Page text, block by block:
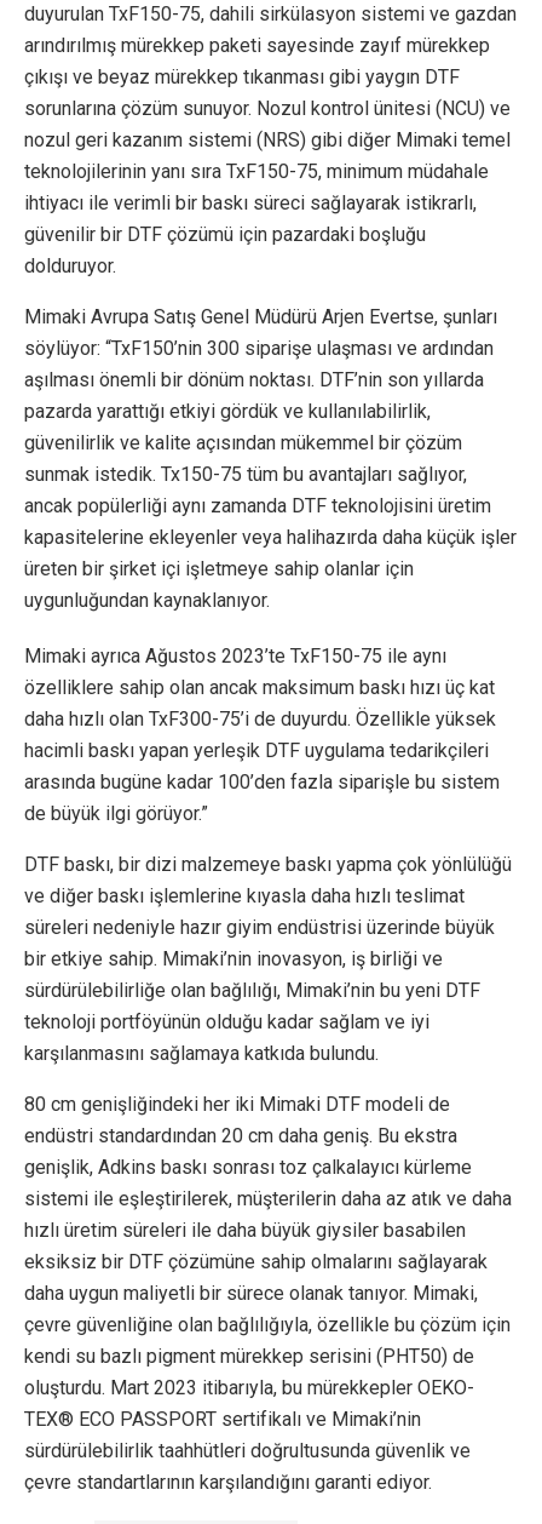
duyurulan TxF150-75, dahili sirkülasyon sistemi ve gazdan
arındırılmış mürekkep paketi sayesinde zayıf mürekkep
çıkışı ve beyaz mürekkep tıkanması gibi yaygın DTF
sorunlarına çözüm sunuyor. Nozul kontrol ünitesi (NCU) ve
nozul geri kazanım sistemi (NRS) gibi diğer Mimaki temel
teknolojilerinin yanı sıra TxF150-75, minimum müdahale
ihtiyacı ile verimli bir baskı süreci sağlayarak istikrarlı,
güvenilir bir DTF çözümü için pazardaki boşluğu
dolduruyor.
Mimaki Avrupa Satış Genel Müdürü Arjen Evertse, şunları
söylüyor: “TxF150’nin 300 siparişe ulaşması ve ardından
aşılması önemli bir dönüm noktası. DTF’nin son yıllarda
pazarda yarattığı etkiyi gördük ve kullanılabilirlik,
güvenilirlik ve kalite açısından mükemmel bir çözüm
sunmak istedik. Tx150-75 tüm bu avantajları sağlıyor,
ancak popülerliği aynı zamanda DTF teknolojisini üretim
kapasitelerine ekleyenler veya halihazırda daha küçük işler
üreten bir şirket içi işletmeye sahip olanlar için
uygunluğundan kaynaklanıyor.
Mimaki ayrıca Ağustos 2023’te TxF150-75 ile aynı
özelliklere sahip olan ancak maksimum baskı hızı üç kat
daha hızlı olan TxF300-75’i de duyurdu. Özellikle yüksek
hacimli baskı yapan yerleşik DTF uygulama tedarikçileri
arasında bugüne kadar 100’den fazla siparişle bu sistem
de büyük ilgi görüyor.”
DTF baskı, bir dizi malzemeye baskı yapma çok yönlülüğü
ve diğer baskı işlemlerine kıyasla daha hızlı teslimat
süreleri nedeniyle hazır giyim endüstrisi üzerinde büyük
bir etkiye sahip. Mimaki’nin inovasyon, iş birliği ve
sürdürülebilirliğe olan bağlılığı, Mimaki’nin bu yeni DTF
teknoloji portföyünün olduğu kadar sağlam ve iyi
karşılanmasını sağlamaya katkıda bulundu.
80 cm genişliğindeki her iki Mimaki DTF modeli de
endüstri standardından 20 cm daha geniş. Bu ekstra
genişlik, Adkins baskı sonrası toz çalkalayıcı kürleme
sistemi ile eşleştirilerek, müşterilerin daha az atık ve daha
hızlı üretim süreleri ile daha büyük giysiler basabilen
eksiksiz bir DTF çözümüne sahip olmalarını sağlayarak
daha uygun maliyetli bir sürece olanak tanıyor. Mimaki,
çevre güvenliğine olan bağlılığıyla, özellikle bu çözüm için
kendi su bazlı pigment mürekkep serisini (PHT50) de
oluşturdu. Mart 2023 itibarıyla, bu mürekkepler OEKO-
TEX® ECO PASSPORT sertifikalı ve Mimaki’nin
sürdürülebilirlik taahhütleri doğrultusunda güvenlik ve
çevre standartlarının karşılandığını garanti ediyor.